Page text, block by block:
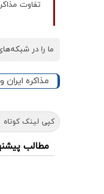
تفاوت‌
ما را در
مذاکره ایران
کپی لینک کوتاه
مطالب